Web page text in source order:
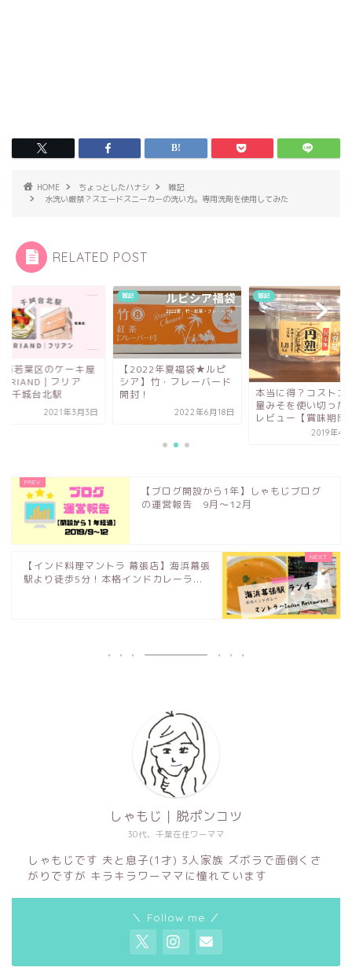
HOME ちょっとしたハナシ
雑記
水洗い厳禁？スエードスニーカーの洗い方。専用洗剤を使用してみた
RELATED POST
年夏福袋★ルピ
竹・フレーバード
！
2022年6月18日
雑記
本当に得？コストコ大容
量みそを使い切ったので
レビュー【賞味期限内】
雑記
千葉市若葉区のケー
さんFRIAND｜フリ
ン @千城台北駅
2021年3
【ブログ開設から1年】しゃもじブログ
の運営報告 9月〜12月
【インド料理マントラ 幕張店】海浜幕張
駅より徒歩5分！本格インドカレーラ...
30代、千葉在住ワーママ
しゃもじ｜脱ポンコツ
しゃもじです 夫と息子(1才) 3人家族 ズボラで面倒くさ
がりですが キラキラワーママに憧れています
＼ Follow me ／